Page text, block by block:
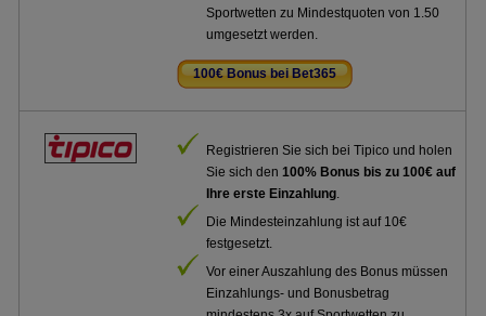
Sportwetten zu Mindestquoten von 1.50
umgesetzt werden.
100€ Bonus bei Bet365
Registrieren Sie sich bei Tipico und holen
Sie sich den100% Bonus bis zu 100€ auf
Ihre erste Einzahlung.
Die Mindesteinzahlung ist auf 10€
festgesetzt.
Vor einer Auszahlung des Bonus müssen
Einzahlungs- und Bonusbetrag